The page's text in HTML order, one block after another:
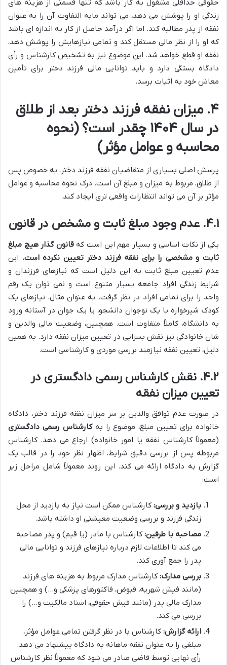
حقوقی حداقلی مشغول به کار باشد که تنها قسمتی از هزینه های
زندگی او را پوشش می دهد، می تواند مابه التفاوت آن را به عنوان
نفقه از پدر مطالبه کند. اما اگر درآمد حاصل از کار به اندازه ای باشد
که او را از نظر مالی مستقل کند و تمامی نیازهایش را پوشش دهد،
نفقه او قطع خواهد شد. این موضوع نیز به تشخیص کارشناس و رأی
دادگاه بستگی دارد و باید توانایی مالی فرزند دختر برای تأمین
معاش خود به اثبات برسد.
۴. میزان نفقه فرزند دختر بعد از طلاق
در سال ۱۴۰۴ چقدر است؟ (نحوه
محاسبه و عوامل مؤثر)
پرسش اصلی بسیاری از متقاضیان نفقه فرزند دختر، به خصوص پس
از طلاق، مربوط به میزان و مبلغ آن است. درک نحوه محاسبه و عوامل
مؤثر بر آن می تواند انتظارات واقعی تری ایجاد کند.
۴.۱. عدم وجود مبلغ ثابت و مشخص در قانون
یکی از نکات اساسی و بسیار مهم این است کهقانون گذار هیچ مبلغ
ثابت و مشخصی را برای نفقه فرزند دختر تعیین نکرده است. این
عدم تعیین مبلغ ثابت به این دلیل است که نیازهای فرزندان و
شرایط زندگی افراد جامعه بسیار متنوع است و نمی توان یک رقم
واحد را برای تمامی افراد در نظر گرفت. به عنوان مثال، نیازهای یک
کودک شیرخواره با یک نوجوان دانشجو، یا یک جوان در آستانه ورود
به دانشگاه، کاملاً متفاوت است. همچنین، وضعیت مالی والدین و
شان خانوادگی نیز نقش بسزایی در تعیین میزان نفقه دارد. به همین
دلیل، تعیین نفقه نیازمند بررسی موردی و کارشناسی است.
۴.۲. نقش کارشناس رسمی دادگستری در
تعیین میزان نفقه
در صورت عدم توافق والدین بر سر میزان نفقه فرزند دختر، دادگاه
خانواده برای تعیین مبلغ، موضوع را بهکارشناس رسمی دادگستری
(معمولاً کارشناس نفقه یا امور خانواده) ارجاع می دهد. کارشناس
مربوطه پس از بررسی دقیق شرایط، اظهار نظر خود را در قالب یک
گزارش به دادگاه ارائه می کند. این روند معمولاً شامل مراحل زیر
است:
بازدید و بررسی: کارشناس ممکن است نیاز به بازدید از محل
زندگی فرزند و بررسی وضعیت معیشتی او داشته باشد.
مصاحبه با طرفین: کارشناس با مادر (یا قیم) و پدر مصاحبه
می کند تا اطلاعات لازم درباره نیازهای فرزند و توانایی مالی
پدر را جمع آوری کند.
بررسی مدارک: کارشناس مدارک مربوط به هزینه های فرزند
(مانند فیش شهریه، قبوض، فاکتورهای پزشکی و…) و همچنین
مدارک مالی پدر (مانند فیش حقوقی، اسناد مالکیت و…) را
بررسی می کند.
ارائه گزارش: کارشناس با در نظر گرفتن تمامی عوامل مؤثر،
مبلغی را به عنوان نفقه ماهانه به دادگاه پیشنهاد می دهد.
رأی نهایی توسط قاضی صادر می شود که معمولاً نظر کارشناس